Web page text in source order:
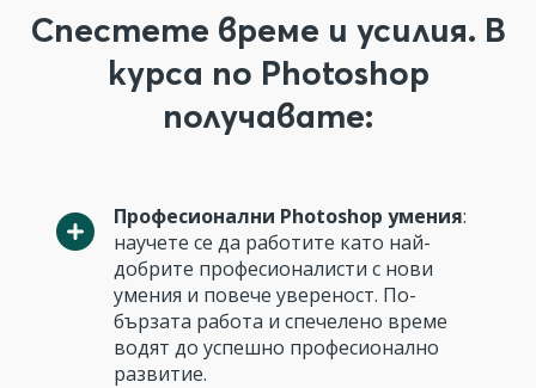
Спестете време и усилия. В
курса по Photoshop
получавате:
Професионални Photoshop умения:
научете се да работите като най-
добрите професионалисти с нови
умения и повече увереност. По-
бързата работа и спечелено време
водят до успешно професионално
развитие.